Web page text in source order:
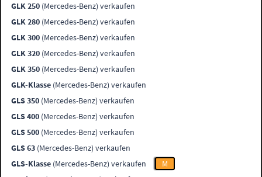
GLK 250 (Mercedes-Benz) verkaufen
GLK 280 (Mercedes-Benz) verkaufen
GLK 300 (Mercedes-Benz) verkaufen
GLK 320 (Mercedes-Benz) verkaufen
GLK 350 (Mercedes-Benz) verkaufen
GLK-Klasse (Mercedes-Benz) verkaufen
GLS 350 (Mercedes-Benz) verkaufen
GLS 400 (Mercedes-Benz) verkaufen
GLS 500 (Mercedes-Benz) verkaufen
GLS 63 (Mercedes-Benz) verkaufen
GLS-Klasse (Mercedes-Benz) verkaufen
M